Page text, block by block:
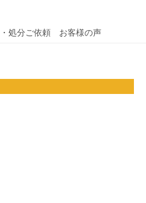
・処分ご依頼 お客様の声